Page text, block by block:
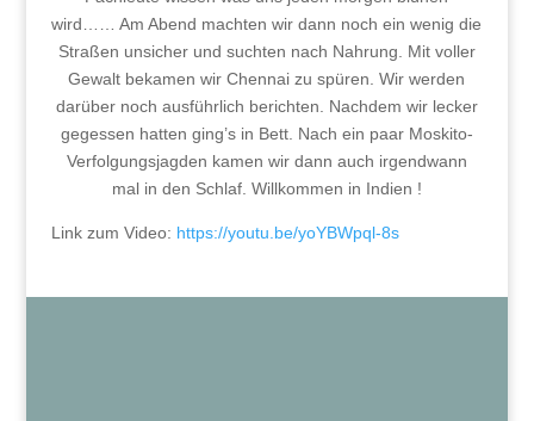
wird…… Am Abend machten wir dann noch ein wenig die
Straßen unsicher und suchten nach Nahrung. Mit voller
Gewalt bekamen wir Chennai zu spüren. Wir werden
darüber noch ausführlich berichten. Nachdem wir lecker
gegessen hatten ging’s in Bett. Nach ein paar Moskito-
Verfolgungsjagden kamen wir dann auch irgendwann
mal in den Schlaf. Willkommen in Indien !
Link zum Video: https://youtu.be/yoYBWpql-8s